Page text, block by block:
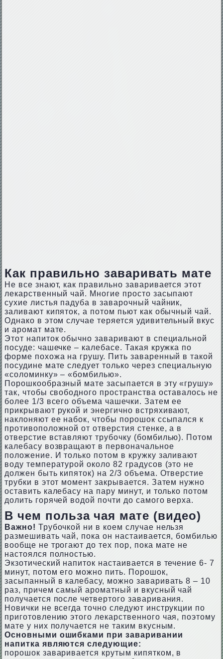
Как правильно заваривать мате
Не все знают, как правильно заваривается этот
лекарственный чай. Многие просто засыпают
сухие листья падуба в заварочный чайник,
заливают кипяток, а потом пьют как обычный чай.
Однако в этом случае теряется удивительный вкус
и аромат мате.
Этот напиток обычно заваривают в специальной
посуде: чашечке – калебасе. Такая кружка по
форме похожа на грушу. Пить заваренный в такой
посудине мате следует только через специальную
«соломинку» – «бомбилью».
Порошкообразный мате засыпается в эту «грушу»
так, чтобы свободного пространства оставалось не
более 1/3 всего объема чашечки. Затем ее
прикрывают рукой и энергично встряхивают,
наклоняют ее набок, чтобы порошок ссыпался к
противоположной от отверстия стенке, а в
отверстие вставляют трубочку (бомбилью). Потом
калебасу возвращают в первоначальное
положение. И только потом в кружку заливают
воду температурой около 82 градусов (это не
должен быть кипяток) на 2/3 объема. Отверстие
трубки в этот момент закрывается. Затем нужно
оставить калебасу на пару минут, и только потом
долить горячей водой почти до самого верха.
В чем польза чая мате (видео)
Важно! Трубочкой ни в коем случае нельзя
размешивать чай, пока он настаивается, бомбилью
вообще не трогают до тех пор, пока мате не
настоялся полностью.
Экзотический напиток настаивается в течение 6- 7
минут, потом его можно пить. Порошок,
засыпанный в калебасу, можно заваривать 8 – 10
раз, причем самый ароматный и вкусный чай
получается после четвертого заваривания.
Новички не всегда точно следуют инструкции по
приготовлению этого лекарственного чая, поэтому
мате у них получается не таким вкусным.
Основными ошибками при заваривании
напитка являются следующие:
порошок заваривается крутым кипятком, в